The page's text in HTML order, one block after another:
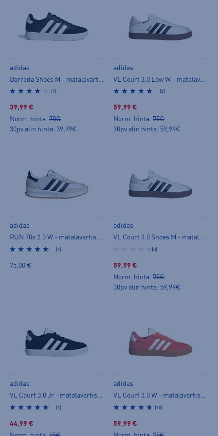
adidas
(1)
39,99 €
Norm. hinta: 70€
30pv alin hinta: 39,99€
adidas
(2)
59,99 €
Norm. hinta: 75€
30pv alin hinta: 59,99€
adidas
RUN 70s 2.0 W - matalavartiset tennarit
(1)
75,00 €
adidas
VL Court 3.0 Shoes M - matalavartiset tennarit
(0)
59,99 €
Norm. hinta: 75€
30pv alin hinta: 59,99€
adidas
VL Court 3.0 Jr - matalavartiset tennarit
(1)
44,99 €
adidas
VL Court 3.0 W - matalavartiset tennarit
(10)
59,99 €